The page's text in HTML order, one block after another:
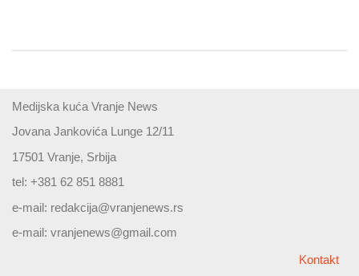
Medijska kuća Vranje News
Jovana Jankovića Lunge 12/11
17501 Vranje, Srbija
tel: +381 62 851 8881
e-mail: redakcija@vranjenews.rs
e-mail: vranjenews@gmail.com
Kontakt